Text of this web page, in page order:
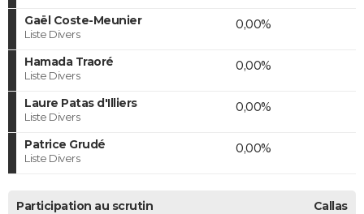
Gaël Coste-Meunier
Liste Divers
0,00%
Hamada Traoré
Liste Divers
0,00%
Laure Patas d'Illiers
Liste Divers
0,00%
Patrice Grudé
Liste Divers
0,00%
Participation au scrutin Callas